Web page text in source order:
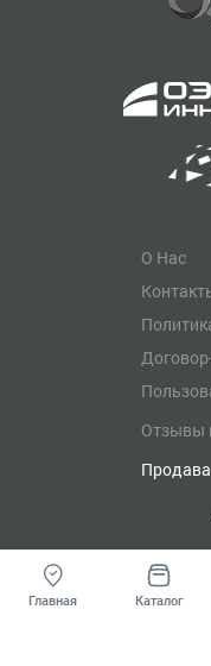
О Нас
Отзывы
Главная Каталог